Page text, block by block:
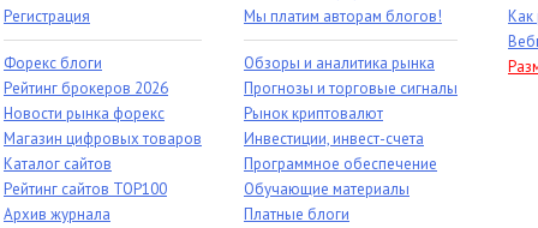
Регистрация
Форекс блоги
Рейтинг брокеров 2026
Новости рынка форекс
Магазин цифровых товаров
Каталог сайтов
Рейтинг сайтов TOP100
Архив журнала
Мы платим авторам блогов!
Обзоры и аналитика рынка
Прогнозы и торговые сигналы
Рынок криптовалют
Инвестиции, инвест-счета
Программное обеспечение
Обучающие материалы
Платные блоги
Как